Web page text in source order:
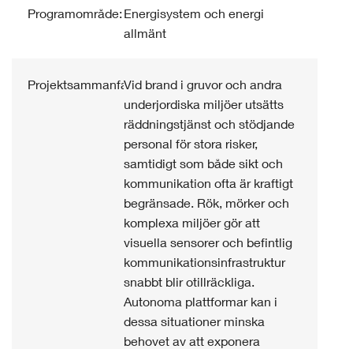
Programområde:Energisystem och energi
allmänt
Projektsammanfattning:Vid brand i gruvor och andra
underjordiska miljöer utsätts
räddningstjänst och stödjande
personal för stora risker,
samtidigt som både sikt och
kommunikation ofta är kraftigt
begränsade. Rök, mörker och
komplexa miljöer gör att
visuella sensorer och befintlig
kommunikationsinfrastruktur
snabbt blir otillräckliga.
Autonoma plattformar kan i
dessa situationer minska
behovet av att exponera